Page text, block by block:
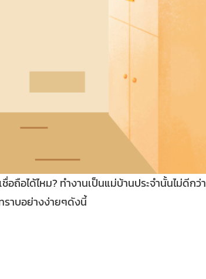
ถือได้ไหม? ทำงานเป็นแม่บ้านประจำนั้นไม่ดีกว่า
ราบอย่างง่ายๆดังนี้